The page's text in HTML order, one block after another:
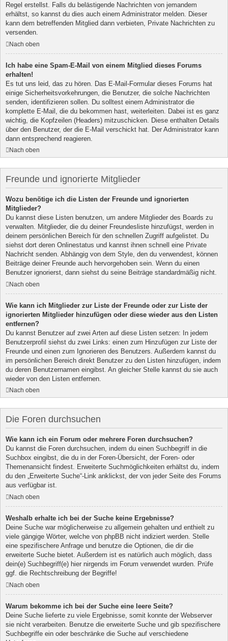
Regel erstellst. Falls du belästigende Nachrichten von jemandem
erhältst, so kannst du dies auch einem Administrator melden. Dieser
kann dem betreffenden Mitglied dann verbieten, Private Nachrichten zu
versenden.
Nach oben
Ich habe eine Spam-E-Mail von einem Mitglied dieses Forums
erhalten!
Es tut uns leid, das zu hören. Das E-Mail-Formular dieses Forums hat
einige Sicherheitsvorkehrungen, die Benutzer, die solche Nachrichten
senden, identifizieren sollen. Du solltest einem Administrator die
komplette E-Mail, die du bekommen hast, weiterleiten. Dabei ist es ganz
wichtig, die Kopfzeilen (Headers) mitzuschicken. Diese enthalten Details
über den Benutzer, der die E-Mail verschickt hat. Der Administrator kann
dann entsprechend reagieren.
Nach oben
Freunde und ignorierte Mitglieder
Wozu benötige ich die Listen der Freunde und ignorierten
Mitglieder?
Du kannst diese Listen benutzen, um andere Mitglieder des Boards zu
verwalten. Mitglieder, die du deiner Freundesliste hinzufügst, werden in
deinem persönlichen Bereich für den schnellen Zugriff aufgelistet. Du
siehst dort deren Onlinestatus und kannst ihnen schnell eine Private
Nachricht senden. Abhängig von dem Style, den du verwendest, können
Beiträge deiner Freunde auch hervorgehoben sein. Wenn du einen
Benutzer ignorierst, dann siehst du seine Beiträge standardmäßig nicht.
Nach oben
Wie kann ich Mitglieder zur Liste der Freunde oder zur Liste der
ignorierten Mitglieder hinzufügen oder diese wieder aus den Listen
entfernen?
Du kannst Benutzer auf zwei Arten auf diese Listen setzen: In jedem
Benutzerprofil siehst du zwei Links: einen zum Hinzufügen zur Liste der
Freunde und einen zum Ignorieren des Benutzers. Außerdem kannst du
im persönlichen Bereich direkt Benutzer zu den Listen hinzufügen, indem
du deren Benutzernamen eingibst. An gleicher Stelle kannst du sie auch
wieder von den Listen entfernen.
Nach oben
Die Foren durchsuchen
Wie kann ich ein Forum oder mehrere Foren durchsuchen?
Du kannst die Foren durchsuchen, indem du einen Suchbegriff in die
Suchbox eingibst, die du in der Foren-Übersicht, der Foren- oder
Themenansicht findest. Erweiterte Suchmöglichkeiten erhältst du, indem
du den „Erweiterte Suche“-Link anklickst, der von jeder Seite des Forums
aus verfügbar ist.
Nach oben
Weshalb erhalte ich bei der Suche keine Ergebnisse?
Deine Suche war möglicherweise zu allgemein gehalten und enthielt zu
viele gängige Wörter, welche von phpBB nicht indiziert werden. Stelle
eine spezifischere Anfrage und benutze die Optionen, die dir die
erweiterte Suche bietet. Außerdem ist es natürlich auch möglich, dass
dein(e) Suchbegriff(e) hier nirgends im Forum verwendet wurden. Prüfe
ggf. die Rechtschreibung der Begriffe!
Nach oben
Warum bekomme ich bei der Suche eine leere Seite?
Deine Suche lieferte zu viele Ergebnisse, somit konnte der Webserver
sie nicht verarbeiten. Benutze die erweiterte Suche und gib spezifischere
Suchbegriffe ein oder beschränke die Suche auf verschiedene